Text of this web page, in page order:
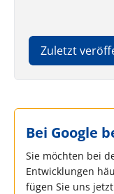
Zuletzt
Bei Google
Sie möchten bei
Entwicklungen
fügen Sie uns